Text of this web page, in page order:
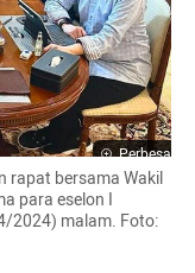
Perbesar
rapat bersama Wakil
para eselon I
2024) malam. Foto: